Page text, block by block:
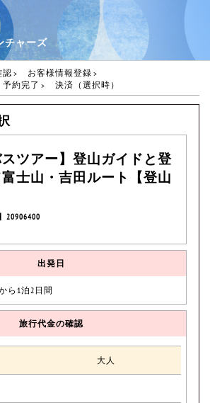
チャーズ
認
お客様情報登録
予約完了 決済（選択時）
スツアー】登山ガイドと登
士山・吉田ルート【登山
20906400
出発日
ら1泊2日間
旅行代金の確認
大人